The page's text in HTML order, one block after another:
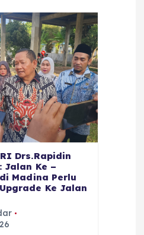
Drs.Rapidin
Jalan Ke –
Madina Perlu
Ke Jalan